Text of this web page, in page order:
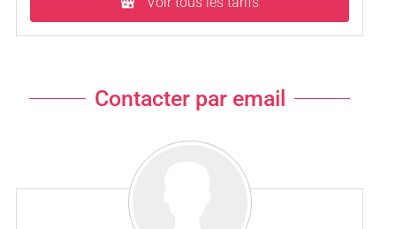
Contacter par email